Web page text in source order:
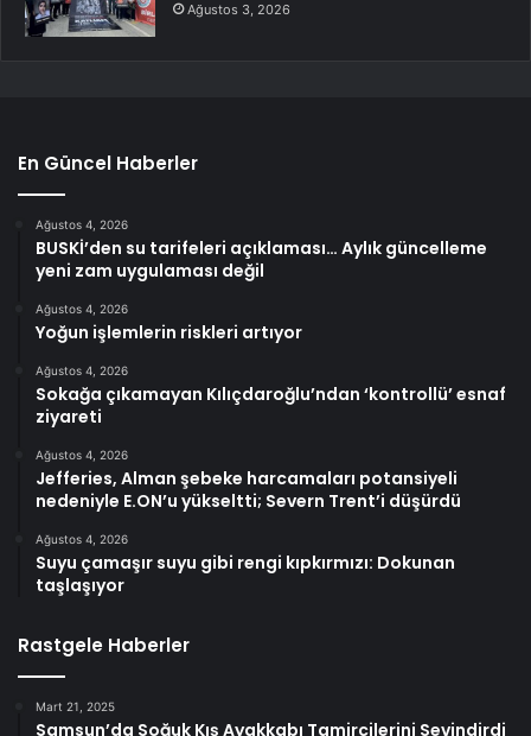
Ağustos 3, 2026
En Güncel Haberler
Ağustos 4, 2026
BUSKİ’den su tarifeleri açıklaması… Aylık güncelleme
yeni zam uygulaması değil
Ağustos 4, 2026
Yoğun işlemlerin riskleri artıyor
Ağustos 4, 2026
Sokağa çıkamayan Kılıçdaroğlu’ndan ‘kontrollü’ esnaf
ziyareti
Ağustos 4, 2026
Jefferies, Alman şebeke harcamaları potansiyeli
nedeniyle E.ON’u yükseltti; Severn Trent’i düşürdü
Ağustos 4, 2026
Suyu çamaşır suyu gibi rengi kıpkırmızı: Dokunan
taşlaşıyor
Rastgele Haberler
Mart 21, 2025
Samsun’da Soğuk Kış Ayakkabı Tamircilerini Sevindirdi